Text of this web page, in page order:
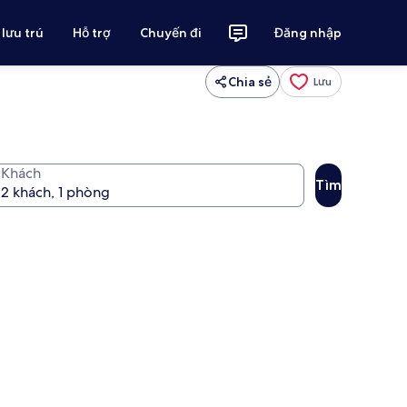
trú Hỗ trợ Chuyến đi Đăng nhập
Chia sẻ Lưu
Khách
Tìm